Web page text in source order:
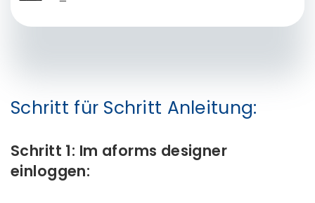
Schritt für Schritt Anleitung:
Schritt 1: Im aforms designer
einloggen: